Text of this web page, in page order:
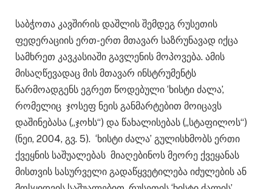
საბჭოთა კავშირის დაშლის შემდეგ რუსეთის
ფედერაციის ერთ-ერთ მთავარ საზრუნავად იქცა
სამხრეთ კავკასიაში გავლენის მოპოვება. ამის
მისაღწევადაც მის მთავარ ინსტრუმენტს
წარმოადგენს ეგრეთ წოდებული ‘ხისტი ძალა’,
რომელიც ჯოსეფ ნეის განმარტებით მოიცავს
დაშინებასა („ჯოხს“) და წახალისებას („სტაფილოს“)
(ნეი, 2004, გვ. 5). ‘ხისტი ძალა’ გულისხმობს ერთი
ქვეყნის საშუალებას მიაღებინოს მეორე ქვეყანას
მისთვის სასურველი გადაწყვეტილება იძულების ან